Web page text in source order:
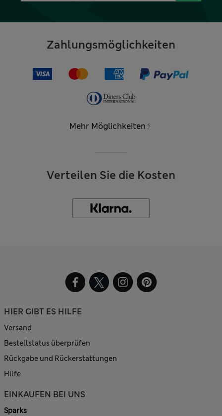
Zahlungsmöglichkeiten
Mehr Möglichkeiten
Verteilen Sie die Kosten
HIER GIBT ES HILFE
Versand
Bestellstatus überprüfen
Rückgabe und Rückerstattungen
Hilfe
EINKAUFEN BEI UNS
Sparks